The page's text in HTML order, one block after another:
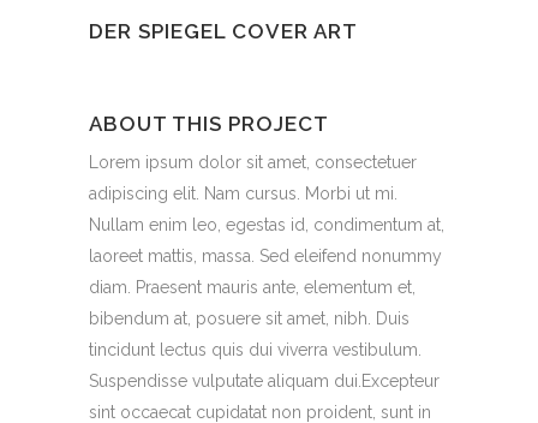
DER SPIEGEL COVER ART
ABOUT THIS PROJECT
Lorem ipsum dolor sit amet, consectetuer
adipiscing elit. Nam cursus. Morbi ut mi.
Nullam enim leo, egestas id, condimentum at,
laoreet mattis, massa. Sed eleifend nonummy
diam. Praesent mauris ante, elementum et,
bibendum at, posuere sit amet, nibh. Duis
tincidunt lectus quis dui viverra vestibulum.
Suspendisse vulputate aliquam dui.Excepteur
sint occaecat cupidatat non proident, sunt in